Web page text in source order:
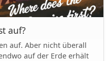
auf?
auf. Aber nicht überall
auf der Erde erhält